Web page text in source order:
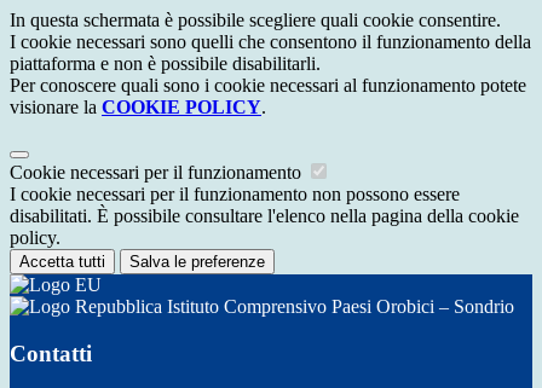
In questa schermata è possibile scegliere quali cookie consentire.
I cookie necessari sono quelli che consentono il funzionamento della
piattaforma e non è possibile disabilitarli.
Per conoscere quali sono i cookie necessari al funzionamento potete
visionare la COOKIE POLICY.
Cookie necessari per il funzionamento
I cookie necessari per il funzionamento non possono essere
disabilitati. È possibile consultare l'elenco nella pagina della cookie
policy.
Accetta tutti Salva le preferenze
Istituto Comprensivo Paesi Orobici – Sondrio
Contatti